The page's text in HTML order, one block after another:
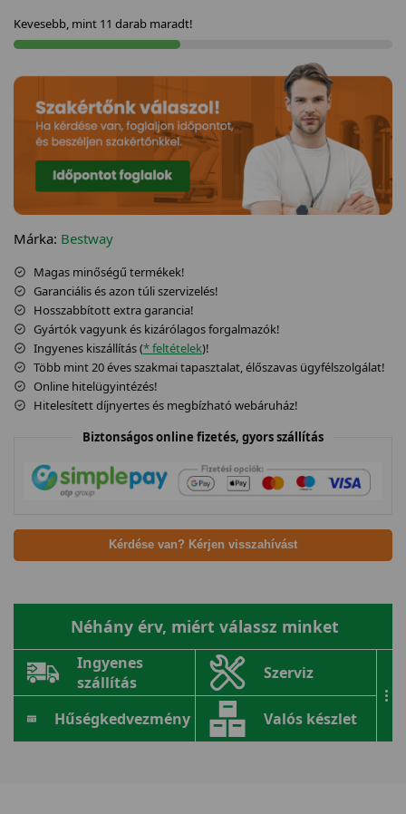
Kevesebb, mint 11 darab maradt!
Márka: Bestway
Magas minőségű termékek!
Garanciális és azon túli szervizelés!
Hosszabbított extra garancia!
Gyártók vagyunk és kizárólagos forgalmazók!
Ingyenes kiszállítás (* feltételek)!
Több mint 20 éves szakmai tapasztalat, élőszavas ügyfélszolgálat!
Online hitelügyintézés!
Hitelesített díjnyertes és megbízható webáruház!
Biztonságos online fizetés, gyors szállítás
Kérdése van? Kérjen visszahívást
Néhány érv, miért válassz minket
Ingyenes
szállítás
Szerviz
Hűségkedvezmény Valós készlet
...